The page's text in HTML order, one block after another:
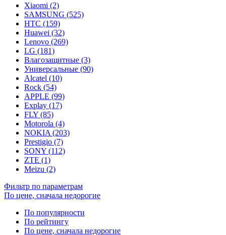
Xiaomi (2)
SAMSUNG (525)
HTC (159)
Huawei (32)
Lenovo (269)
LG (181)
Влагозащитные (3)
Универсальные (90)
Alcatel (10)
Rock (54)
APPLE (99)
Explay (17)
FLY (85)
Motorola (4)
NOKIA (203)
Prestigio (7)
SONY (112)
ZTE (1)
Meizu (2)
Фильтр по параметрам
По цене, сначала недорогие
По популярности
По рейтингу
По цене, сначала недорогие